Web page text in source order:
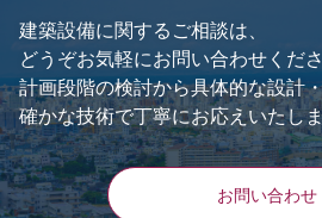
建築設備に関するご相談は、
どうぞお気軽にお問い合わせくださ
計画段階の検討から具体的な設計
確かな技術で丁寧にお応えいたし
お問い合わせ